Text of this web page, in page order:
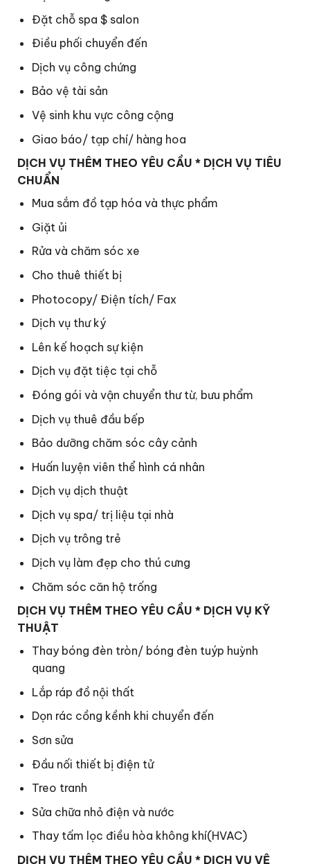
Đặt chỗ spa $ salon
Điều phối chuyển đến
Dịch vụ công chứng
Bảo vệ tài sản
Vệ sinh khu vực công cộng
Giao báo/ tạp chí/ hàng hoa
DỊCH VỤ THÊM THEO YÊU CẦU * DỊCH VỤ TIÊU
CHUẨN
Mua sắm đồ tạp hóa và thực phẩm
Giặt ủi
Rửa và chăm sóc xe
Cho thuê thiết bị
Photocopy/ Điện tích/ Fax
Dịch vụ thư ký
Lên kế hoạch sự kiện
Dịch vụ đặt tiệc tại chỗ
Đóng gói và vận chuyển thư từ, bưu phẩm
Dịch vụ thuê đầu bếp
Bảo dưỡng chăm sóc cây cảnh
Huấn luyện viên thể hình cá nhân
Dịch vụ dịch thuật
Dịch vụ spa/ trị liệu tại nhà
Dịch vụ trông trẻ
Dịch vụ làm đẹp cho thú cưng
Chăm sóc căn hộ trống
DỊCH VỤ THÊM THEO YÊU CẦU * DỊCH VỤ KỸ
THUẬT
Thay bóng đèn tròn/ bóng đèn tuýp huỳnh
quang
Lắp ráp đồ nội thất
Dọn rác cồng kềnh khi chuyển đến
Sơn sửa
Đầu nối thiết bị điện tử
Treo tranh
Sửa chữa nhỏ điện và nước
Thay tấm lọc điều hòa không khí(HVAC)
DỊCH VỤ THÊM THEO YÊU CẦU * DỊCH VỤ VỆ